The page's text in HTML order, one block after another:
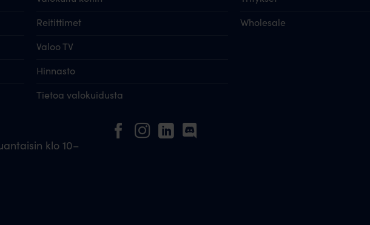
Reitittimet
Valoo TV
Hinnasto
Tietoa valokuidusta
Wholesale
klo 10–